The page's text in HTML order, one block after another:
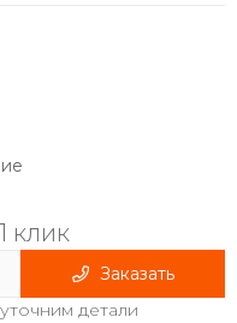
клик
Заказать
детали